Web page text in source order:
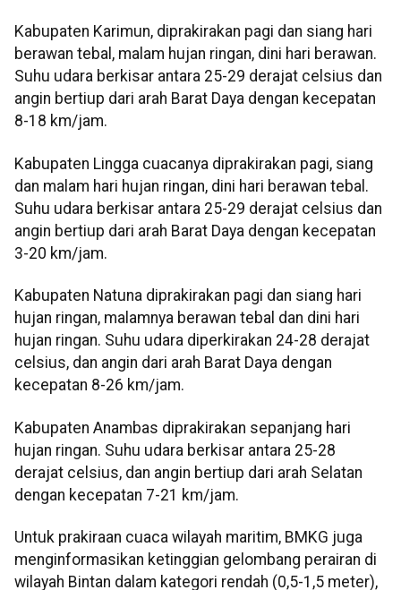
Kabupaten Karimun, diprakirakan pagi dan siang hari
berawan tebal, malam hujan ringan, dini hari berawan.
Suhu udara berkisar antara 25-29 derajat celsius dan
angin bertiup dari arah Barat Daya dengan kecepatan
8-18 km/jam.
Kabupaten Lingga cuacanya diprakirakan pagi, siang
dan malam hari hujan ringan, dini hari berawan tebal.
Suhu udara berkisar antara 25-29 derajat celsius dan
angin bertiup dari arah Barat Daya dengan kecepatan
3-20 km/jam.
Kabupaten Natuna diprakirakan pagi dan siang hari
hujan ringan, malamnya berawan tebal dan dini hari
hujan ringan. Suhu udara diperkirakan 24-28 derajat
celsius, dan angin dari arah Barat Daya dengan
kecepatan 8-26 km/jam.
Kabupaten Anambas diprakirakan sepanjang hari
hujan ringan. Suhu udara berkisar antara 25-28
derajat celsius, dan angin bertiup dari arah Selatan
dengan kecepatan 7-21 km/jam.
Untuk prakiraan cuaca wilayah maritim, BMKG juga
menginformasikan ketinggian gelombang perairan di
wilayah Bintan dalam kategori rendah (0,5-1,5 meter),